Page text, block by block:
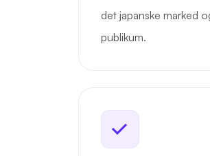
det japanske marked
publikum.